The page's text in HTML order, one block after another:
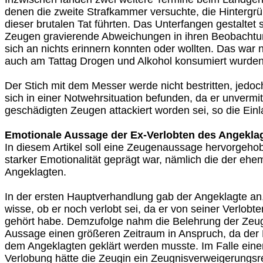
denen die zweite Strafkammer versuchte, die
dieser brutalen Tat führten. Das Unterfangen gestaltet
Zeugen gravierende Abweichungen in ihren
sich an nichts erinnern konnten oder wollten. Das war
auch am Tattag Drogen und Alkohol konsumiert
Der Stich mit dem Messer werde nicht bestritten,
sich in einer Notwehrsituation befunden, da er
geschädigten Zeugen attackiert worden sei, so die
Emotionale Aussage der Ex-Verlobten des
In diesem Artikel soll eine Zeugenaussage
starker Emotionalität geprägt war, nämlich die der
Angeklagten.
In der ersten Hauptverhandlung gab der Angeklagte
wisse, ob er noch verlobt sei, da er von seiner
gehört habe. Demzufolge nahm die Belehrung der
Aussage einen größeren Zeitraum in Anspruch, da
dem Angeklagten geklärt werden musste. Im Falle
Verlobung hätte die Zeugin ein